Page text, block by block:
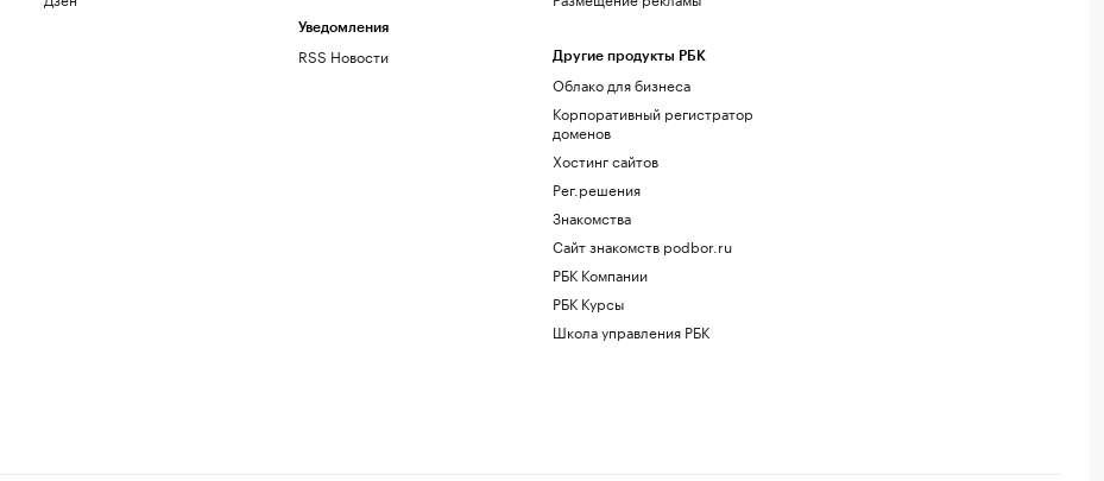
Уведомления
RSS Новости Другие продукты РБК
Облако для бизнеса
Корпоративный регистратор
доменов
Хостинг сайтов
Рег.решения
Знакомства
Сайт знакомств podbor.ru
РБК Компании
РБК Курсы
Школа управления РБК